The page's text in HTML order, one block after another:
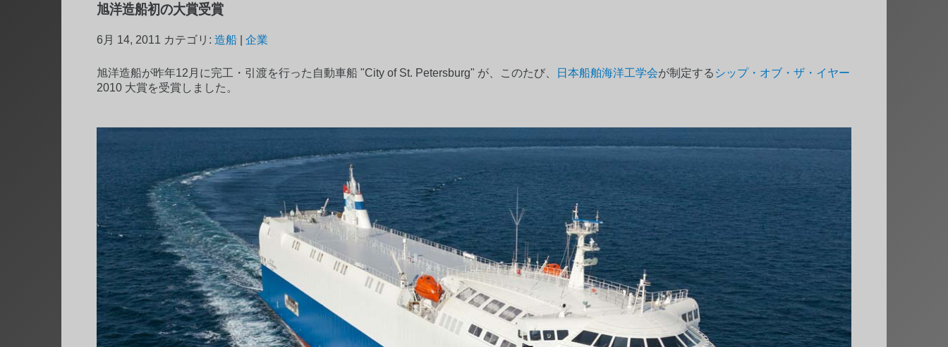
旭洋造船初の大賞受賞
6月 14, 2011 カテゴリ:造船 |企業
旭洋造船が昨年12月に完工・引渡を行った自動車船 "City of St. Petersburg" が、このたび、 日本船舶海洋工学会が制定する シップ・オブ・ザ・イヤー
2010 大賞を受賞しました。